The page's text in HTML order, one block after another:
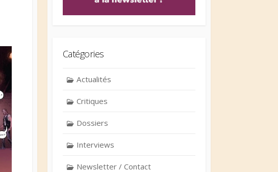
Catégories
Actualités
Critiques
Dossiers
Interviews
Newsletter / Contact